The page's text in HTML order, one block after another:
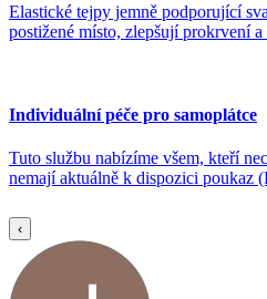
Elastické tejpy jemně podporující
postižené místo, zlepšují prokrvení
Individuální péče pro samoplátce
Tuto službu nabízíme všem, kteří
nemají aktuálně k dispozici poukaz
‹